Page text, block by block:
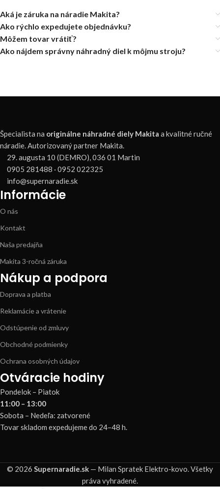
Aká je záruka na náradie Makita?
Ako rýchlo expedujete objednávku?
Môžem tovar vrátiť?
Ako nájdem správny náhradný diel k môjmu stroju?
Špecialista na originálne náhradné diely Makita a kvalitné ručné
náradie. Autorizovaný partner Makita.
29. augusta 10 (DEMRO), 036 01 Martin
0905 281488 · 0952 022325
info@supernaradie.sk
Informácie
O nás
Kontakt
Naša predajňa
Makita 3-ročná záruka
Nákup a podpora
Doprava a platba
Reklamácie a vrátenie
Odstúpenie od zmluvy
Obchodné podmienky
Ochrana osobných údajov
Otváracie hodiny
Pondelok – Piatok
11:00 – 13:00
Sobota – Nedeľa: zatvorené
Tovar skladom expedujeme do 24–48 h.
© 2026 Supernaradie.sk — Milan Spratek Elektro-kovo. Všetky
práva vyhradené.